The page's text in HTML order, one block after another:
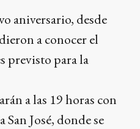
aniversario, desde
a conocer el
previsto para la
a las 19 horas con
José, donde se